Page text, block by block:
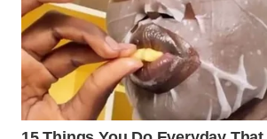
WN
KALSEL
WN
KALTIM